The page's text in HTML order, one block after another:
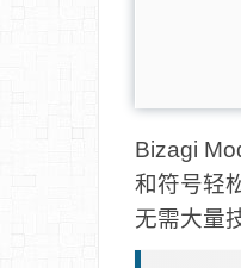
Bizagi
和符号轻
无需大量